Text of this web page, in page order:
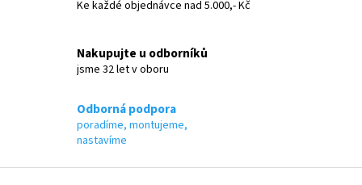
r
y
i
s
Ke každé objednávce nad 5.000,- Kč
Nakupujte u odborníků
jsme 32 let v oboru
Odborná podpora
poradíme, montujeme,
nastavíme